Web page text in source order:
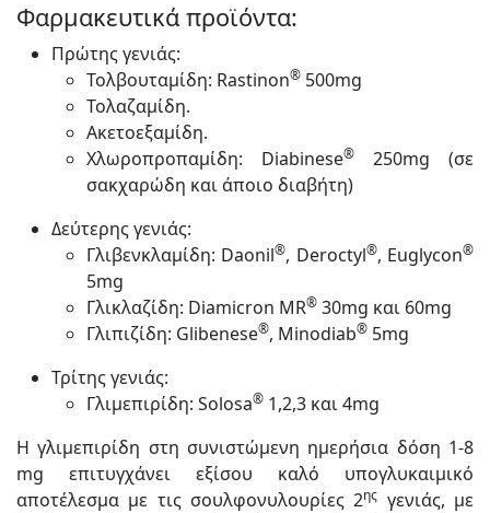
Φαρμακευτικά προϊόντα:
Πρώτης γενιάς:
Τολβουταμίδη: Rastinon® 500mg
Τολαζαμίδη.
Ακετοεξαμίδη.
Χλωροπροπαμίδη: Diabinese®
250mg (σε
σακχαρώδη και άποιο διαβήτη)
Δεύτερης γενιάς:
Γλιβενκλαμίδη: Daonil®, Deroctyl®, Euglycon®
5mg
Γλικλαζίδη: Diamicron MR® 30mg και 60mg
Γλιπιζίδη: Glibenese®, Minodiab® 5mg
Τρίτης γενιάς:
Γλιμεπιρίδη: Solosa® 1,2,3 και 4mg
Η γλιμεπιρίδη στη συνιστώμενη ημερήσια δόση 1-8
mg επιτυγχάνει εξίσου καλό υπογλυκαιμικό
αποτέλεσμα με τις σουλφονυλουρίες 2ης γενιάς, με